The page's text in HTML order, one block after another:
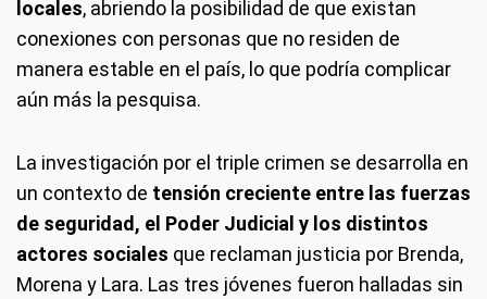
locales, abriendo la posibilidad de que existan
conexiones con personas que no residen de
manera estable en el país, lo que podría complicar
aún más la pesquisa.
La investigación por el triple crimen se desarrolla en
un contexto de tensión creciente entre las fuerzas
de seguridad, el Poder Judicial y los distintos
actores sociales que reclaman justicia por Brenda,
Morena y Lara. Las tres jóvenes fueron halladas sin